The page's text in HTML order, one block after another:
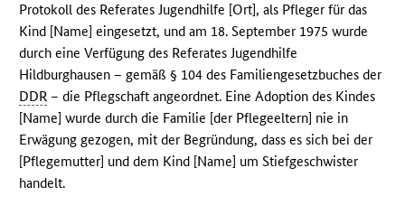
Protokoll des Referates Jugendhilfe [Ort], als Pfleger für das
Kind [Name] eingesetzt, und am 18. September 1975 wurde
durch eine Verfügung des Referates Jugendhilfe
Hildburghausen – gemäß § 104 des Familiengesetzbuches der
DDR – die Pflegschaft angeordnet. Eine Adoption des Kindes
[Name] wurde durch die Familie [der Pflegeeltern] nie in
Erwägung gezogen, mit der Begründung, dass es sich bei der
[Pflegemutter] und dem Kind [Name] um Stiefgeschwister
handelt.